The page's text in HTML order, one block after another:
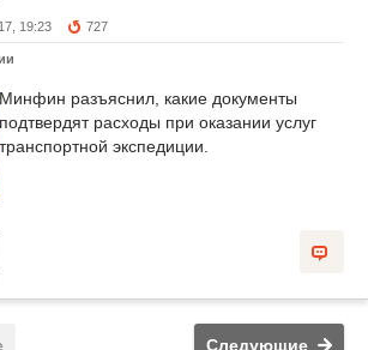
19:23 727
Минфин разъяснил, какие документы
подтвердят расходы при оказании услуг
транспортной экспедиции.
Следующие